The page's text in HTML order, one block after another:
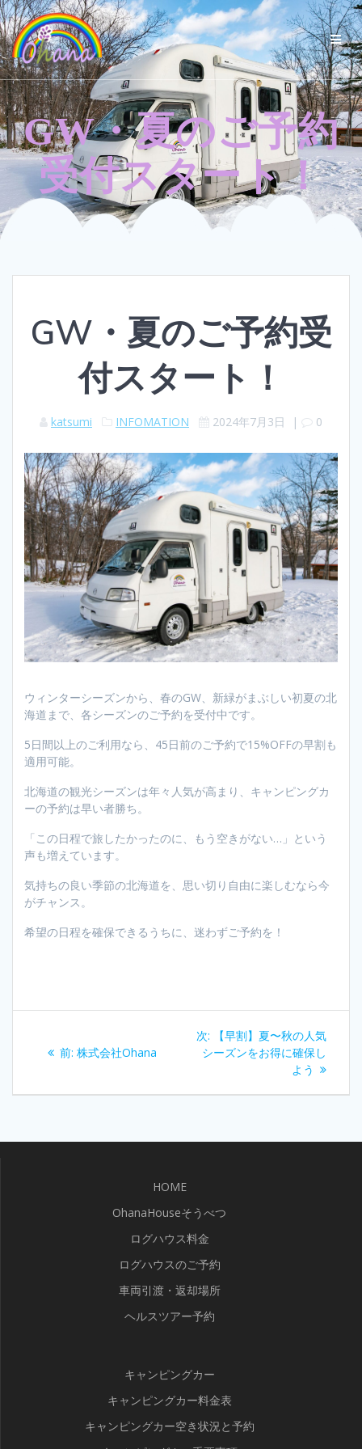
コ
ン
テ
ン
ツ
へ
ス
キ
ッ
プ
GW・夏のご予約
受付スタート！
GW・夏のご予約受
付スタート！
katsumi INFOMATION 2024年7月3日 | 0
ウィンターシーズンから、春のGW、新緑がまぶしい初夏の北
海道まで、各シーズンのご予約を受付中です。
5日間以上のご利用なら、45日前のご予約で15%OFFの早割も
適用可能。
北海道の観光シーズンは年々人気が高まり、キャンピングカ
ーの予約は早い者勝ち。
「この日程で旅したかったのに、もう空きがない…」という
声も増えています。
気持ちの良い季節の北海道を、思い切り自由に楽しむなら今
がチャンス。
希望の日程を確保できるうちに、迷わずご予約を！
ナ
前: 過
株式会社Ohana
次:
次
の
【早割】夏〜秋の人気
シーズンをお得に確保し
よう
HOME
OhanaHouseそうべつ
ログハウス料金
ログハウスのご予約
車両引渡・返却場所
ヘルスツアー予約
キャンピングカー
キャンピングカー料金表
キャンピングカー空き状況と予約